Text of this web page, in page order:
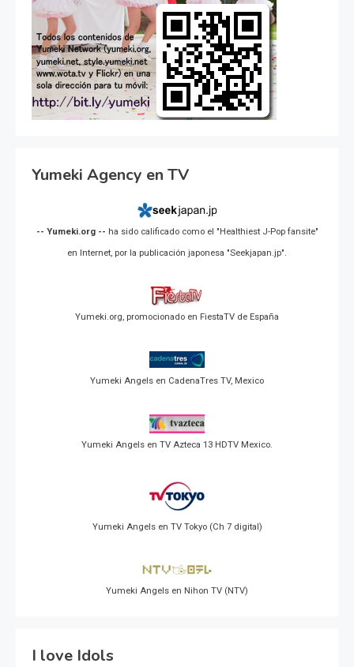
Yumeki Agency en TV
-- Yumeki.org -- ha sido calificado como el "Healthiest J-Pop fansite"
en Internet, por la publicación japonesa "Seekjapan.jp".
Yumeki.org, promocionado en FiestaTV de España
Yumeki Angels en CadenaTres TV, Mexico
Yumeki Angels en TV Azteca 13 HDTV Mexico.
Yumeki Angels en TV Tokyo (Ch 7 digital)
Yumeki Angels en Nihon TV (NTV)
I love Idols